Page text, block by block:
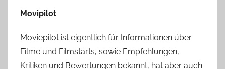
Movipilot
Moviepilot ist eigentlich für Informationen über
Filme und Filmstarts, sowie Empfehlungen,
Kritiken und Bewertungen bekannt, hat aber auch